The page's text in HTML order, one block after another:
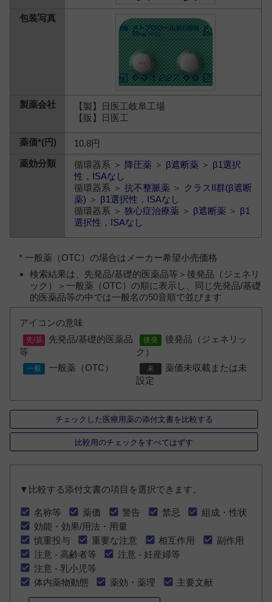
【製】日医工岐阜工場
【販】日医工
10.8円
循環器系 ＞ 降圧薬 ＞ β遮断薬 ＞ β1選択
性，ISAなし
循環器系 ＞抗不整脈薬 ＞ クラスII群(β遮断
薬) ＞ β1選択性，ISAなし
循環器系 ＞狭心症治療薬 ＞ β遮断薬 ＞ β1
選択性，ISAなし
* 一般薬（OTC）の場合はメーカー希望小売価格
検索結果は、先発品/基礎的医薬品等＞後発品（ジェネリ
ック）＞一般薬（OTC）の順に表示し、同じ先発品/基礎
的医薬品等の中では一般名の50音順で並びます
アイコンの意味
先発品/基礎的医薬品
等
後発品（ジェネリッ
ク）
一般薬（OTC）
薬価未収載または未
設定
チェックした医療用薬の添付文書を比較する
比較用のチェックをすべてはずす
▼比較する添付文書の項目を選択できます。
名称等 薬価 警告 禁忌
組成・性状
効能・効果/用法・用量
慎重投与
重要な注意 相互作用
副作用
注意 - 高齢者等
注意 - 妊産婦等
注意 - 乳小児等
体内薬物動態
薬効・薬理 主要文献